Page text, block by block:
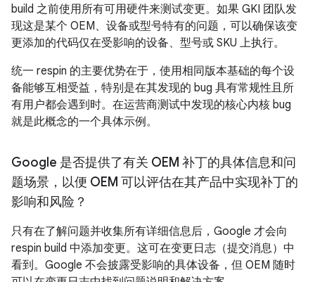
build 之前使用所有可用硬件来测试变更。如果 GKI 团队发
现这是某个 OEM、设备或型号特有的问题，可以确保该变
更添加的代码仅在受影响的设备、型号或 SKU 上执行。
统一 respin 的主要优势在于，使用相同版本基础的每个设
备能够互相受益，特别是在其发现的 bug 具有常规性且所
有用户都会遇到时。在运营商测试中发现的核心内核 bug
就是此概念的一个具体示例。
Google 是否提供了有关 OEM 补丁的具体信息和问
题场景，以便 OEM 可以评估在其产品中实现补丁的
影响和风险？
只有在了解问题并收集所有详细信息后，Google 才会向
respin build 中添加变更。这可在变更日志（提交消息）中
看到。Google 不会披露受影响的具体设备，但 OEM 随时